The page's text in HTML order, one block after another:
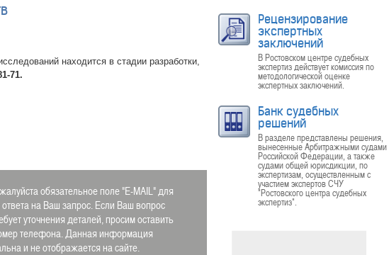
находится в стадии разработки,
71.
обязательное поле "E-MAIL" для
на Ваш запрос. Если Ваш вопрос
уточнения деталей, просим оставить
телефона. Данная информация
и не отображается на сайте.
Рецензирование
экспертных
заключений
В Ростовском центре судебных
экспертиз действует комиссия по
методологической оценке
экспертных заключений.
Банк судебных
решений
В разделе представлены решения,
вынесенные Арбитражными судами
Российской Федерации, а также
судами общей юрисдикции, по
экспертизам, осуществленным с
участием экспертов СЧУ
"Ростовского центра судебных
экспертиз".